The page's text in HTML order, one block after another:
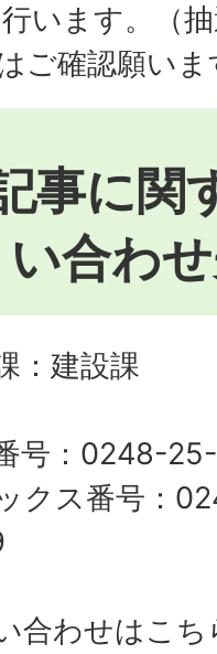
います。（
ご確認願いま
事に関
い合わ
：建設課
号：0248-
クス番号：
合わせはこち